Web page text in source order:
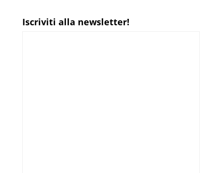
Iscriviti alla newsletter!